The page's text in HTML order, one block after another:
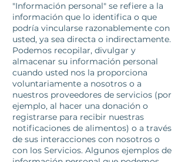
"Información personal" se refiere a la
información que lo identifica o que
podría vincularse razonablemente con
usted, ya sea directa o indirectamente.
Podemos recopilar, divulgar y
almacenar su información personal
cuando usted nos la proporciona
voluntariamente a nosotros o a
nuestros proveedores de servicios (por
ejemplo, al hacer una donación o
registrarse para recibir nuestras
notificaciones de alimentos) o a través
de sus interacciones con nosotros o
con los Servicios. Algunos ejemplos de